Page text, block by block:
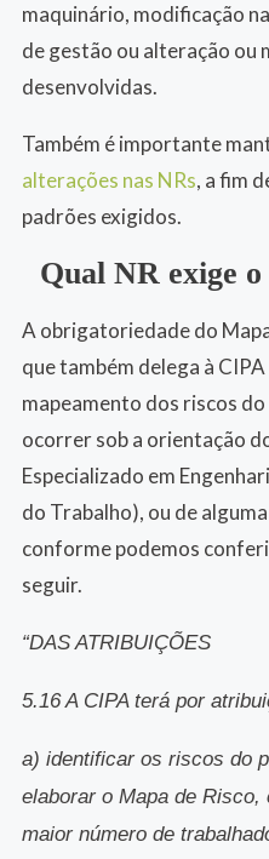
maquinário, modificação
de gestão ou alteração ou
desenvolvidas.
Também é importante
alterações nas NRs, a fim
padrões exigidos.
Qual NR exige
A obrigatoriedade do
que também delega à
mapeamento dos riscos do
ocorrer sob a orientação
Especializado em
do Trabalho), ou de
conforme podemos
seguir.
“DAS ATRIBUIÇÕES
5.16 A CIPA terá por
a) identificar os riscos do
elaborar o Mapa de
maior número de